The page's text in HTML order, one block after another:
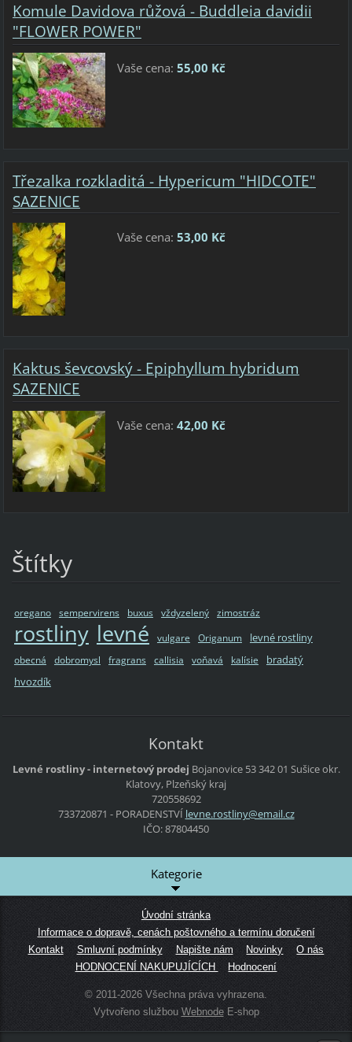
Komule Davidova růžová - Buddleia davidii
"FLOWER POWER"
Vaše cena: 55,00 Kč
Třezalka rozkladitá - Hypericum "HIDCOTE"
SAZENICE
Vaše cena: 53,00 Kč
Kaktus ševcovský - Epiphyllum hybridum
SAZENICE
Vaše cena: 42,00 Kč
Štítky
oregano sempervirens buxus vždyzelený zimostráz
rostliny levné vulgare Origanum levné rostliny
obecná dobromysl fragrans callisia voňavá kalísie
bradatý
hvozdík
Kontakt
Levné rostliny - internetový prodej Bojanovice 53342 01 Sušiceokr.
Klatovy, Plzeňský kraj
720558692
733720871 - PORADENSTVÍ levne.rostliny@email.cz
IČO: 87804450
Kategorie
Úvodní stránka
Informace o dopravě, cenách poštovného a termínu doručení
Kontakt
Smluvní podmínky Napište nám Novinky
O nás
HODNOCENÍ NAKUPUJÍCÍCH
Hodnocení
© 2011-2026 Všechna práva vyhrazena.
Vytvořeno službouWebnodeE-shop